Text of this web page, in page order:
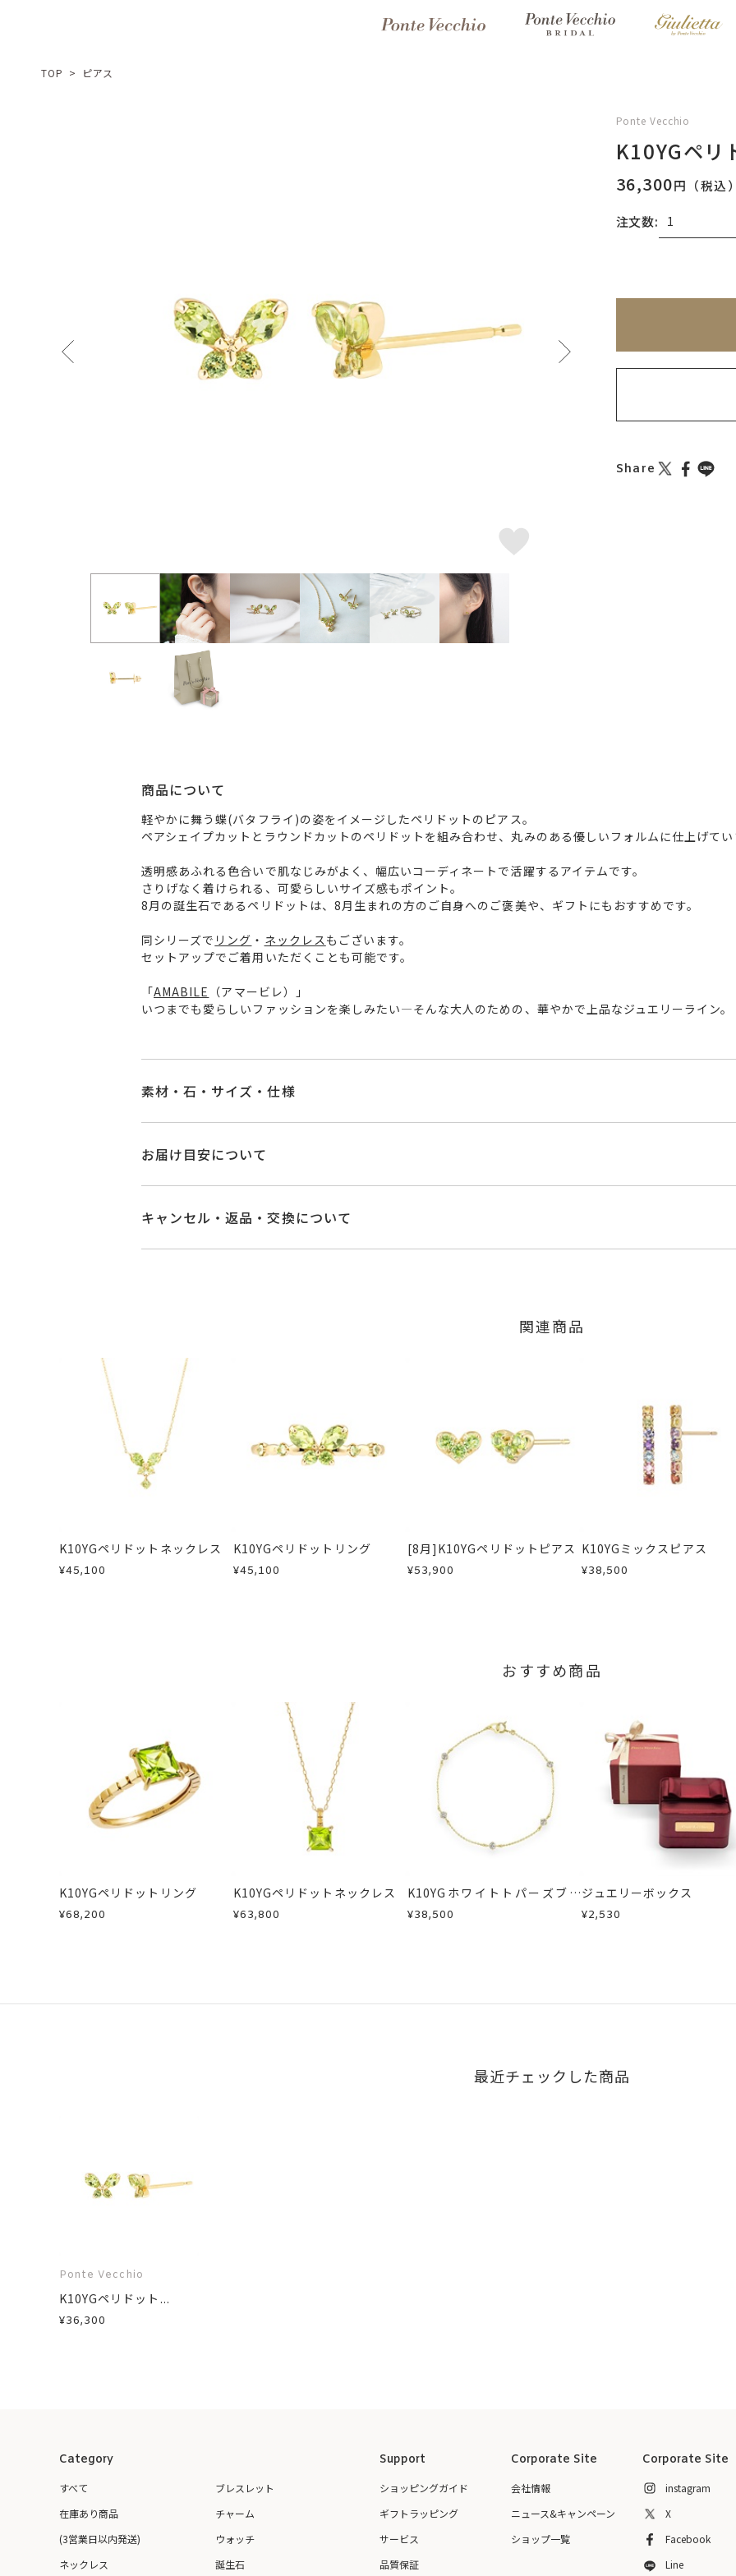
TOP > ピアス
Ponte Vecchio
K10YGペリ
36,300円（税込
注文数:
Share
商品について
軽やかに舞う蝶(バタフライ)の姿をイメージしたペリドットのピアス。
ペアシェイプカットとラウンドカットのペリドットを組み合わせ、丸みのある優しいフォルムに仕上げて
透明感あふれる色合いで肌なじみがよく、幅広いコーディネートで活躍するアイテムです。
さりげなく着けられる、可愛らしいサイズ感もポイント。
8月の誕生石であるペリドットは、8月生まれの方のご自身へのご褒美や、ギフトにもおすすめです。
同シリーズで リング ・ ネックレスもございます。
セットアップでご着用いただくことも可能です。
「AMABILE （アマービレ）」
いつまでも愛らしいファッションを楽しみたい―そんな大人のための、華やかで上品なジュエリーライン。
素材・石・サイズ・仕様
素材 K10イエローゴールド
ペリドット
※石の色味には多少の個体差がございます。
縦：約4.5mm 横：約6.3mm 厚さ：約2.2mm
カテゴリー
刻印
刻印文字数
お届け目安について
ご注文およびご入金確認後、以下の日程にて発送いたします。
■お届け目安が「3営業日以内に発送」の商品
・在庫のご用意ができる場合： 約1週間～1ヶ月以内を目安に発送いたします。
・受注生産となる場合： 商品ページに記載のある目安日数を頂戴し、一から製作いたします。
※お急ぎの方はご注文前にお問い合わせください。事前に現在の納期状況を確認いたします。
キャンセル・返品・交換について
・一度ご使用になった商品
・受注生産の商品
・お客さまのお手元で傷や汚れが発生した商品
・到着後ご連絡無く7日以上経過した商品
・刻印をお入れした商品
・販売期間が限定されている商品
・過度な交換・返品を繰り返している場合
詳細はこちら
関連商品
K10YGペリドットネックレス
¥45,100
K10YGペリドットリング
¥45,100
[8月]K10YGペリドットピアス
¥53,900
K10YGミックスピアス
¥38,500
おすすめ商品
K10YGペリドットリング
¥68,200
K10YGペリドットネックレス
¥63,800
K10YGホワイトトパーズブレ
スレット
¥38,500
ジュエリーボックス
¥2,530
最近チェックした商品
Ponte Vecchio
K10YGペリドット...
¥36,300
Category
すべて
在庫あり商品
(3営業日以内発送)
ネックレス
ブレスレット
チャーム
ウォッチ
誕生石
Support
ショッピングガイド
ギフトラッピング
サービス
品質保証
Corporate Site
会社情報
ニュース&キャンペーン
ショップ一覧
Corporate Site
instagram
X
Facebook
Line